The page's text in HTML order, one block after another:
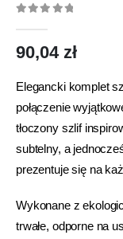
90,04 zł
Elegancki komplet
połączenie
tłoczony szlif
subtelny, a
prezentuje się na
Wykonane z
trwałe, odporne na